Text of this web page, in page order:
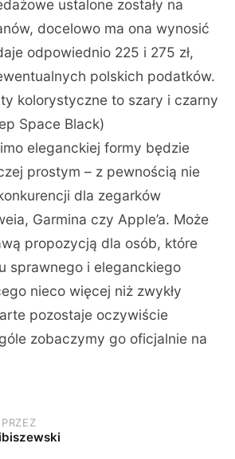
ustalone zostały na
docelowo ma ona wynosić
odpowiednio 225 i 275 zł,
polskich podatków.
kolorystyczne to szary i czarny
Space Black)
eleganckiej formy będzie
prostym – z pewnością nie
dla zegarków
Garmina czy Apple’a. Może
propozycją dla osób, które
sprawnego i eleganckiego
nieco więcej niż zwykły
pozostaje oczywiście
zobaczymy go oficjalnie na